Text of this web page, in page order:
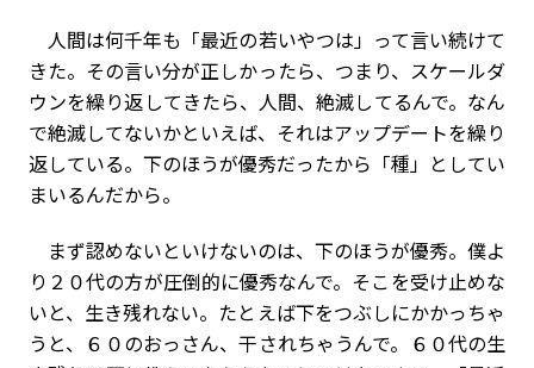
人間は何千年も「最近の若いやつは」って言い続けて
きた。その言い分が正しかったら、つまり、スケールダ
ウンを繰り返してきたら、人間、絶滅してるんで。なん
で絶滅してないかといえば、それはアップデートを繰り
返している。下のほうが優秀だったから「種」としてい
まいるんだから。
まず認めないといけないのは、下のほうが優秀。僕よ
り２０代の方が圧倒的に優秀なんで。そこを受け止めな
いと、生き残れない。たとえば下をつぶしにかかっちゃ
うと、６０のおっさん、干されちゃうんで。６０代の生